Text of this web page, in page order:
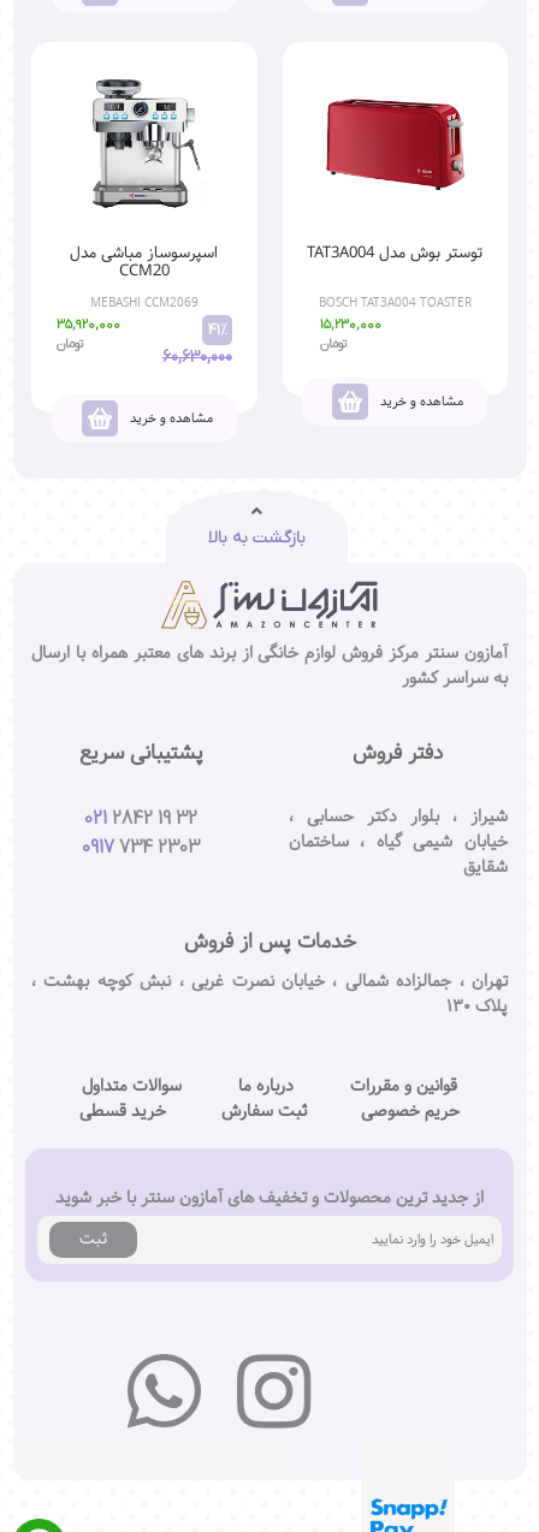
توستر بوش مدل TAT3A004
BOSCH TAT3A004 TOASTER
15,230,000
تومان
مشاهده و خرید
اسپرسوساز مباشی مدل
CCM20
MEBASHI CCM2069
41%
60,630,000
35,920,000
تومان
مشاهده و خرید
بازگشت به بالا
آمازون سنتر مرکز فروش لوازم خانگی از برند های معتبر همراه با ارسال
به سراسر کشور
دفتر فروش
شیراز ، بلوار دکتر حسابی ،
خیابان شیمی گیاه ، ساختمان
شقایق
پشتیبانی سریع
021 2842 19 32
0917 734 2303
خدمات پس از فروش
تهران ، جمالزاده شمالی ، خیابان نصرت غربی ، نبش کوچه بهشت ،
پلاک ۱۳۰
قوانین و مقررات درباره ما
سوالات متداول
حریم خصوصی
ثبت سفارش خرید قسطی
از جدید ترین محصولات و تخفیف های آمازون سنتر با خبر شوید
ثبت